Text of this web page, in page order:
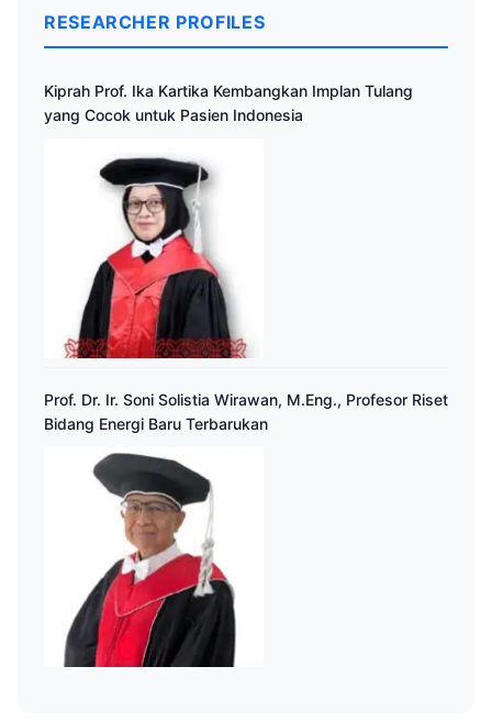
RESEARCHER PROFILES
Kiprah Prof. Ika Kartika Kembangkan Implan Tulang
yang Cocok untuk Pasien Indonesia
Prof. Dr. Ir. Soni Solistia Wirawan, M.Eng., Profesor Riset
Bidang Energi Baru Terbarukan